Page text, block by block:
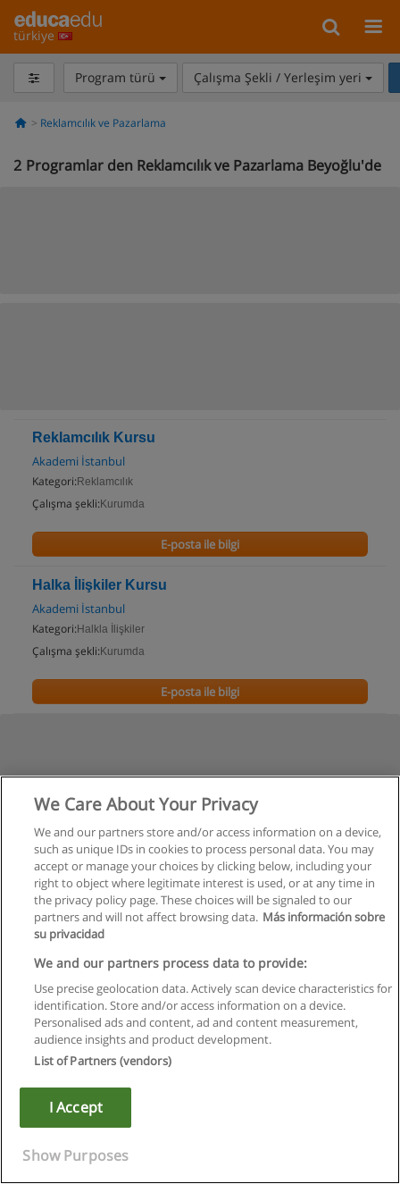
türkiye
Program türü Çalışma Şekli / Yerleşim yeri
Reklamcılık ve Pazarlama
2 Programlar den Reklamcılık ve Pazarlama Beyoğlu'de
Reklamcılık Kursu
Akademi İstanbul
Kategori: Reklamcılık
Çalışma şekli: Kurumda
E-posta ile bilgi
Halka İlişkiler Kursu
Akademi İstanbul
Kategori: Halkla İlişkiler
Çalışma şekli: Kurumda
E-posta ile bilgi
Kullanım koşulları
Gizlilik politikası
Copyright © Educaedu Business S.L. - CIF : B-95610580: -
We Care About Your Privacy
We and our partners store and/or access information on a device,
such as unique IDs in cookies to process personal data. You may
accept or manage your choices by clicking below, including your
right to object where legitimate interest is used, or at any time in
the privacy policy page. These choices will be signaled to our
partners and will not affect browsing data. Más información sobre
su privacidad
We and our partners process data to provide:
Use precise geolocation data. Actively scan device characteristics for
identification. Store and/or access information on a device.
Personalised ads and content, ad and content measurement,
audience insights and product development.
List of Partners (vendors)
I Accept
Show Purposes